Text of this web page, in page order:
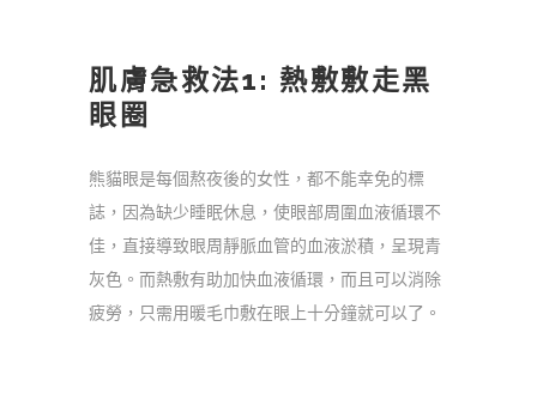
肌膚急救法1: 熱敷敷走黑
眼圈
熊貓眼是每個熬夜後的女性，都不能幸免的標
誌，因為缺少睡眠休息，使眼部周圍血液循環不
佳，直接導致眼周靜脈血管的血液淤積，呈現青
灰色。而熱敷有助加快血液循環，而且可以消除
疲勞，只需用暖毛巾敷在眼上十分鐘就可以了。